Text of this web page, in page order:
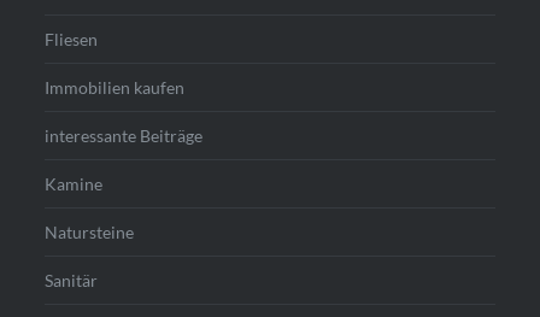
Fliesen
Immobilien kaufen
interessante Beiträge
Kamine
Natursteine
Sanitär